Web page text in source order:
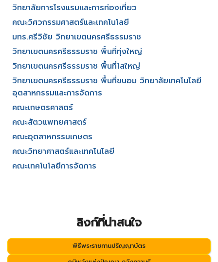
วิทยาลัยการโรงแรมและการท่องเที่ยว
คณะวิศวกรรมศาสตร์และเทคโนโลยี
มทร.ศรีวิชัย วิทยาเขตนครศรีธรรมราช
วิทยาเขตนครศรีธรรมราช พื้นที่ทุ่งใหญ่
วิทยาเขตนครศรีธรรมราช พื้นที่ไสใหญ่
วิทยาเขตนครศรีธรรมราช พื้นที่ขนอม วิทยาลัยเทคโนโลยี
อุตสาหกรรมและการจัดการ
คณะเกษตรศาสตร์
คณะสัตวแพทยศาสตร์
คณะอุตสาหกรรมเกษตร
คณะวิทยาศาสตร์และเทคโนโลยี
คณะเทคโนโลยีการจัดการ
ลิงก์ที่น่าสนใจ
พิธีพระราชทานปริญญาบัตร